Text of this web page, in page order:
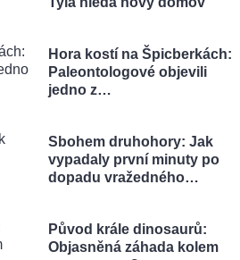
Hora kostí na Špicberkách:
Paleontologové objevili
jedno z…
Sbohem druhohory: Jak
vypadaly první minuty po
dopadu vražedného…
Původ krále dinosaurů:
Objasněná záhada kolem